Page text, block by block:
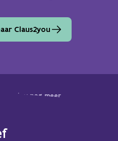
Claus2you
we jou nog meer